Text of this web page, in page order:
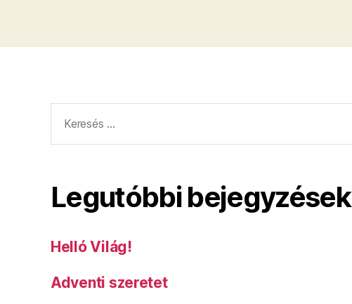
Legutóbbi bejegyzések
Helló Világ!
Adventi szeretet